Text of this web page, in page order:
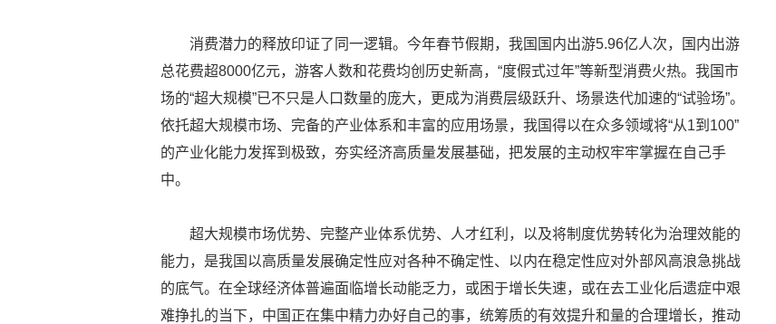
消费潜力的释放印证了同一逻辑。今年春节假期，我国国内出游5.96亿人次，国内出游
总花费超8000亿元，游客人数和花费均创历史新高，“度假式过年”等新型消费火热。我国市
场的“超大规模”已不只是人口数量的庞大，更成为消费层级跃升、场景迭代加速的“试验场”。
依托超大规模市场、完备的产业体系和丰富的应用场景，我国得以在众多领域将“从1到100”
的产业化能力发挥到极致，夯实经济高质量发展基础，把发展的主动权牢牢掌握在自己手
中。
超大规模市场优势、完整产业体系优势、人才红利，以及将制度优势转化为治理效能的
能力，是我国以高质量发展确定性应对各种不确定性、以内在稳定性应对外部风高浪急挑战
的底气。在全球经济体普遍面临增长动能乏力，或困于增长失速，或在去工业化后遗症中艰
难挣扎的当下，中国正在集中精力办好自己的事，统筹质的有效提升和量的合理增长，推动